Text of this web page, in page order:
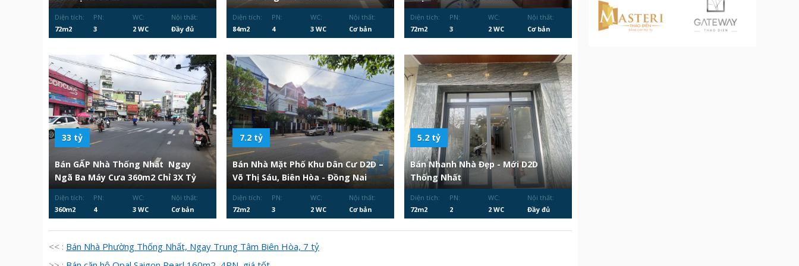
Diện tích:
72m2
PN:
3
WC:
2 WC
Nội thất:
Đầy đủ
Diện tích:
84m2
PN:
4
WC:
3 WC
Nội thất:
Cơ bản
Diện tích:
72m2
PN:
3
WC:
2 WC
Nội thất:
Cơ bản
33 tỷ
Bán GẤP Nhà Thống Nhất Ngay
Ngã Ba Máy Cưa 360m2 Chỉ 3X Tỷ
Diện tích:
360m2
PN:
4
WC:
3 WC
Nội thất:
Cơ bản
7.2 tỷ
Bán Nhà Mặt Phố Khu Dân Cư D2D –
Võ Thị Sáu, Biên Hòa - Đồng Nai
Diện tích:
72m2
PN:
3
WC:
2 WC
Nội thất:
Cơ bản
5.2 tỷ
Bán Nhanh Nhà Đẹp - Mới D2D
Thống Nhất
Diện tích:
72m2
PN:
2
WC:
2 WC
Nội thất:
Đầy đủ
<< : Bán Nhà Phường Thống Nhất, Ngay Trung Tâm Biên Hòa, 7 tỷ